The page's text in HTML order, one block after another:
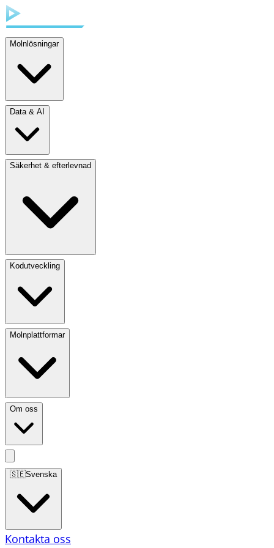
Molnlösningar
Data & AI
Säkerhet & efterlevnad
Kodutveckling
Molnplattformar
Om oss
🇸🇪Svenska
Kontakta oss